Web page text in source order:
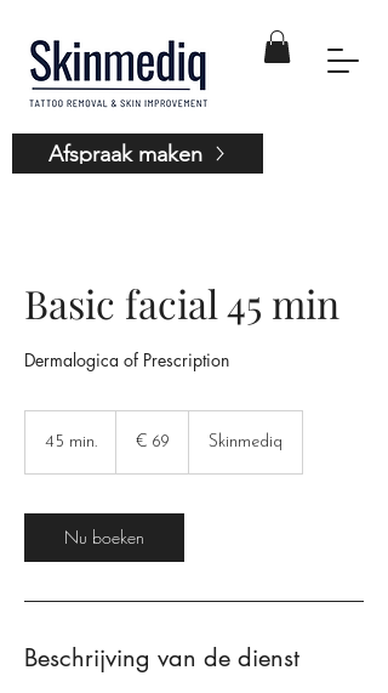
Afspraak maken
Basic facial 45 min
Dermalogica of Prescription
45 min.
i
n
.
euro
€ 69 Skinmediq
Nu boeken
Beschrijving van de dienst